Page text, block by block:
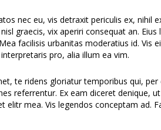
nec eu, vis detraxit periculis ex, nihil
graecis, vix aperiri consequat an.
facilisis urbanitas moderatius id. Vis
pro, alia illum ea vim.
te ridens gloriatur temporibus qui,
referrentur. Ex eam diceret denique,
elitr mea. Vis legendos conceptam ad.